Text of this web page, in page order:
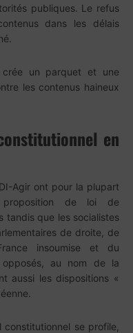
publiques. Le refus
dans les délais
un parquet et une
les contenus haineux
en
Agir ont pour la plupart
de loi de
tandis que les socialistes
de droite, de
insoumise et du
opposés, au nom de la
aussi les dispositions «
se profile,